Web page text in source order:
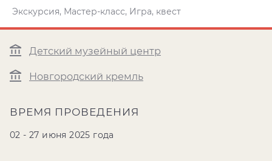
Экскурсия, Мастер-класс, Игра, квест
Детский музейный центр
Новгородский кремль
ВРЕМЯ ПРОВЕДЕНИЯ
02 - 27 июня 2025 года